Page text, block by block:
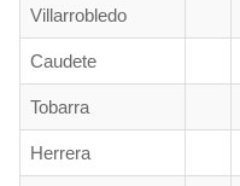
Villarrobledo
Caudete
Tobarra
Herrera